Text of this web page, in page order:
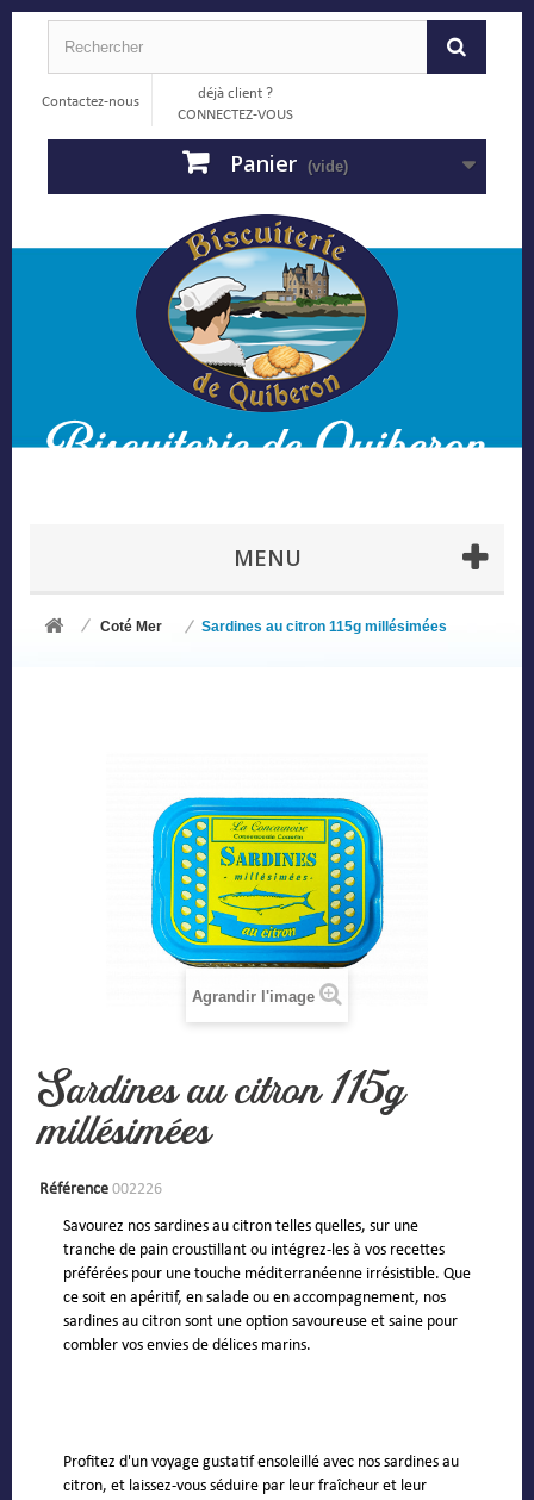
Contactez-nous
déjà client ?
CONNECTEZ-VOUS
Panier (vide)
MENU
Coté Mer Sardines au citron 115g millésimées
Agrandir l'image
Sardines au citron 115g
millésimées
Référence 002226
Savourez nos sardines au citron telles quelles, sur une
tranche de pain croustillant ou intégrez-les à vos recettes
préférées pour une touche méditerranéenne irrésistible. Que
ce soit en apéritif, en salade ou en accompagnement, nos
sardines au citron sont une option savoureuse et saine pour
combler vos envies de délices marins.
Profitez d'un voyage gustatif ensoleillé avec nos sardines au
citron, et laissez-vous séduire par leur fraîcheur et leur